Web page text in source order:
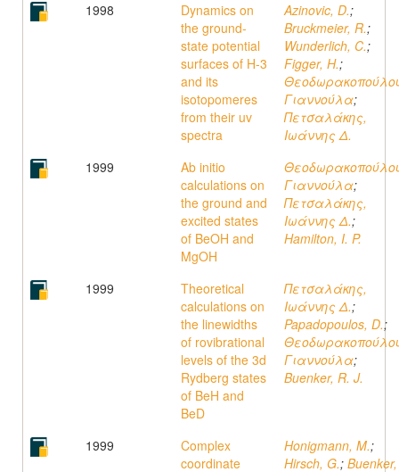
1998
Dynamics on
the ground-
state potential
surfaces of H-3
and its
isotopomeres
from their uv
spectra
Azinovic, D.;
Bruckmeier, R.;
Wunderlich, C.;
Figger, H.;
Γιαννούλα;
Πετσαλάκης,
Ιωάννης Δ.
1999
Ab initio
calculations on
the ground and
excited states
of BeOH and
MgOH
Γιαννούλα;
Πετσαλάκης,
Ιωάννης Δ.;
Hamilton, I. P.
1999
Theoretical
calculations on
the linewidths
of rovibrational
levels of the 3d
Rydberg states
of BeH and
BeD
Πετσαλάκης,
Ιωάννης Δ.;
Papadopoulos, D.;
Γιαννούλα;
Buenker, R. J.
1999
Complex
coordinate
Honigmann, M.;
Hirsch, G.; Buenker,